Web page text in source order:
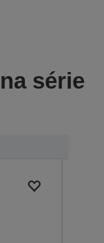
série